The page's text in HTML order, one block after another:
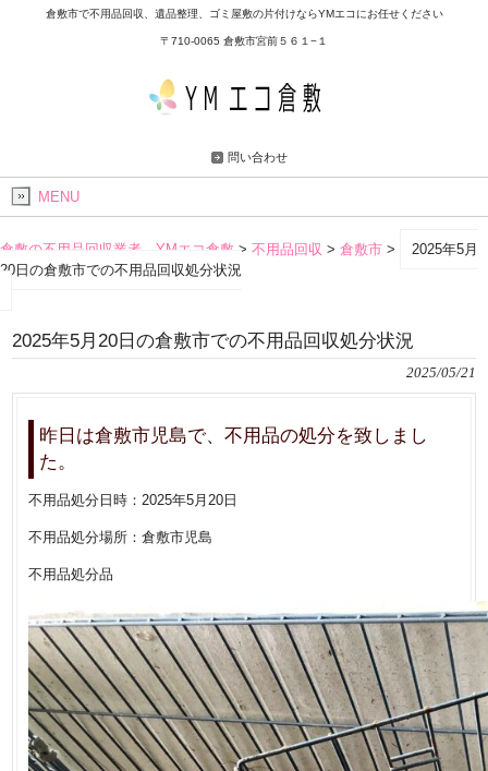
倉敷市で不用品回収、遺品整理、ゴミ屋敷の片付けならYMエコにお任せください
〒710-0065 倉敷市宮前５６１−１
問い合わせ
MENU
倉敷の不用品回収業者 YMエコ倉敷 > 不用品回収 > 倉敷市 >
2025年5月
20日の倉敷市での不用品回収処分状況
2025年5月20日の倉敷市での不用品回収処分状況
2025/05/21
昨日は倉敷市児島で、不用品の処分を致しまし
た。
不用品処分日時：2025年5月20日
不用品処分場所：倉敷市児島
不用品処分品